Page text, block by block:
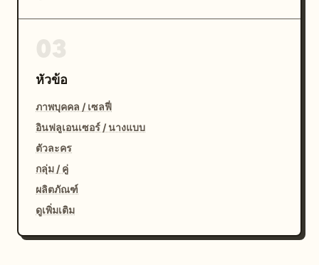
หัวข้อ
ภาพบุคคล / เซลฟี่
อินฟลูเอนเซอร์ / นางแบบ
ตัวละคร
กลุ่ม / คู่
ผลิตภัณฑ์
ดูเพิ่มเติม